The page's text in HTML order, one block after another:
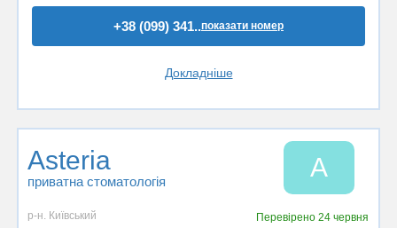
+38 (099) 341..показати номер
Докладніше
Asteria
приватна стоматологія A
р-н. Київський Перевірено24 червня